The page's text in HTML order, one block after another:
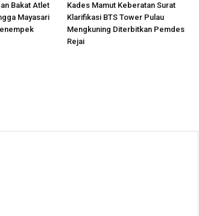
Bakat Atlet
Mayasari
Kades Mamut Keberatan Surat
Klarifikasi BTS Tower Pulau
Mengkuning Diterbitkan Pemdes
Rejai